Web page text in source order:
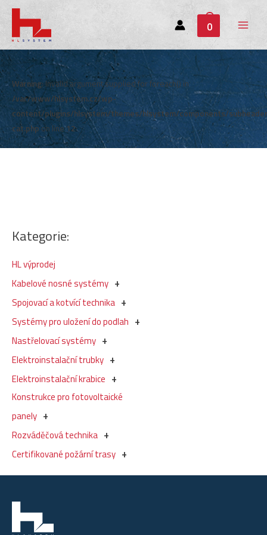
0
Main
Menu
Kategorie:
HL výprodej
Kabelové nosné systémy
Spojovací a kotvící technika
Systémy pro uložení do podlah
Nastřelovací systémy
Elektroinstalační trubky
Elektroinstalační krabice
Konstrukce pro fotovoltaické
panely
Rozváděčová technika
Certifikované požární trasy
Warning: Invalid argument supplied for foreach() in
/var/www/hlsystem.cz/wp-
content/plugins/hlsystem/themes/hlsystem/components/
cat.phpon line12